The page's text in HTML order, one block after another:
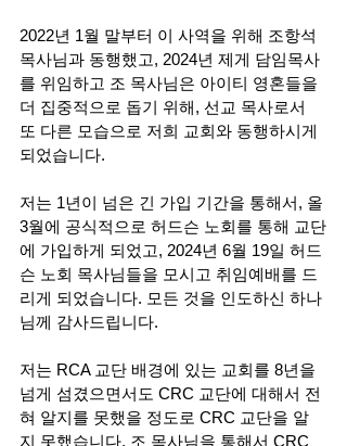
2022년 1월 말부터 이 사역을 위해 조항석
목사님과 동행했고, 2024년 제게 담임목사
를 위임하고 조 목사님은 아이티 영혼들을
더 집중적으로 돕기 위해, 선교 목사로서
또 다른 모습으로 저희 교회와 동행하시게
되었습니다.
저는 1년이 넘은 긴 가입 기간을 통해서, 올
3월에 공식적으로 허드슨 노회를 통해 교단
에 가입하게 되었고, 2024년 6월 19일 허드
슨 노회 목사님들을 모시고 취임예배를 드
리게 되었습니다. 모든 것을 인도하신 하나
님께 감사드립니다.
저는 RCA 교단 배경에 있는 교회를 8년을
넘게 섬겼으면서도 CRC 교단에 대해서 전
혀 알지를 못했을 정도로 CRC 교단을 알
지 못했습니다. 조 목사님을 통해서 CRC